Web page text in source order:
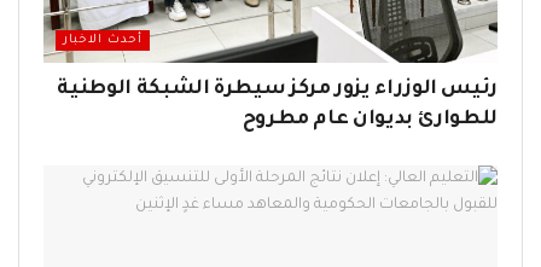
أحدث الاخبار
رئيس الوزراء يزور مركز سيطرة الشبكة الوطنية
للطوارئ بديوان عام مطروح